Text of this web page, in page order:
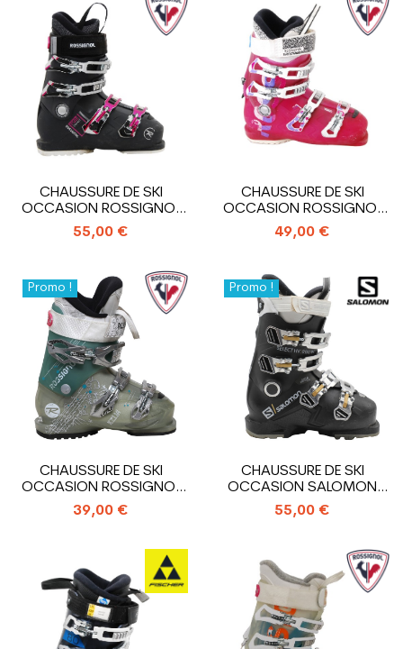
CHAUSSURE DE SKI
OCCASION ROSSIGNOL
PURE COMFORT
55,00 €
CHAUSSURE DE SKI
OCCASION ROSSIGNOL
ALLTRACK
49,00 €
CHAUSSURE DE SKI
OCCASION ROSSIGNOL
KELIA
39,00 €
Promo !
CHAUSSURE DE SKI
OCCASION SALOMON
SELECT HV R80 W
55,00 €
Promo !